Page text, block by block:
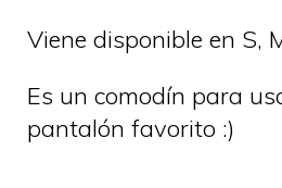
Viene disponible en S,
Es un comodín para
pantalón favorito :)